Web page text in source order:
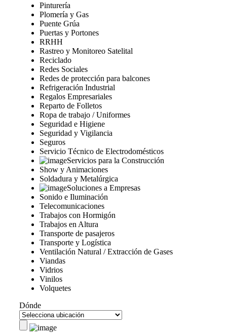
Pinturería
Plomería y Gas
Puente Grúa
Puertas y Portones
RRHH
Rastreo y Monitoreo Satelital
Reciclado
Redes Sociales
Redes de protección para balcones
Refrigeración Industrial
Regalos Empresariales
Reparto de Folletos
Ropa de trabajo / Uniformes
Seguridad e Higiene
Seguridad y Vigilancia
Seguros
Servicio Técnico de Electrodomésticos
Servicios para la Construcción
Show y Animaciones
Soldadura y Metalúrgica
Soluciones a Empresas
Sonido e Iluminación
Telecomunicaciones
Trabajos con Hormigón
Trabajos en Altura
Transporte de pasajeros
Transporte y Logística
Ventilación Natural / Extracción de Gases
Viandas
Vidrios
Vinilos
Volquetes
Dónde